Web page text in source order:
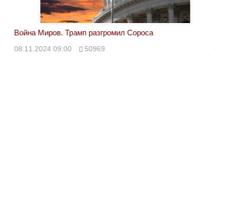
Война Миров. Трамп разгромил Сороса
08.11.2024 09:00 50969